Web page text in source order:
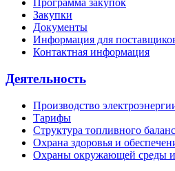
Программа закупок
Закупки
Документы
Информация для
Контактная информация
Деятельность
Производство
Тарифы
Структура топливного
Охрана здоровья и
Охраны окружающей среды и